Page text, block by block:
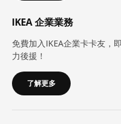
IKEA 企業業務
免費加入IKEA企業卡卡友，
力後援！
了解更多